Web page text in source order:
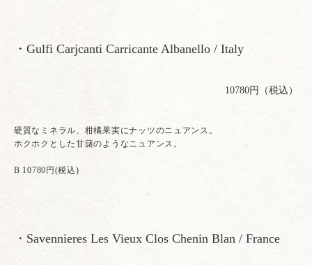
・Gulfi Carjcanti Carricante Albanello / Italy
10780円（税込）
硬質なミネラル、柑橘果実にナッツのニュアンス。
ホクホクとした甘藷のようなニュアンス。
B 10780円(税込)
・Savennieres Les Vieux Clos Chenin Blan / France